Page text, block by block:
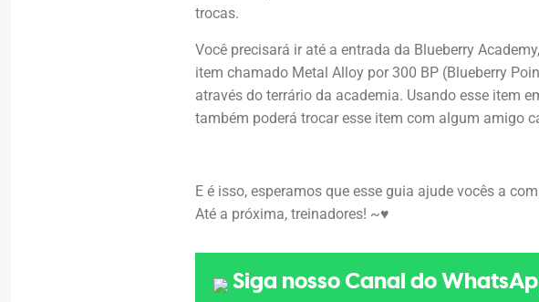
trocas.
Você precisará ir até a entrada da Blueberry
item chamado Metal Alloy por 300 BP (Blueberry
através do terrário da academia. Usando esse item
também poderá trocar esse item com algum amigo
E é isso, esperamos que esse guia ajude vocês a
Até a próxima, treinadores! ~♥
Siga nosso Canal do